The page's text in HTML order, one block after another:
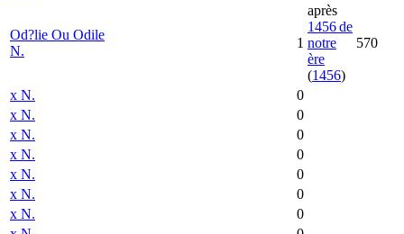
Od?lie Ou Odile
N.
1
après
1456 de
notre
ère
(1456)
570
x N.
0
x N.
0
x N.
0
x N.
0
x N.
0
x N.
0
x N.
0